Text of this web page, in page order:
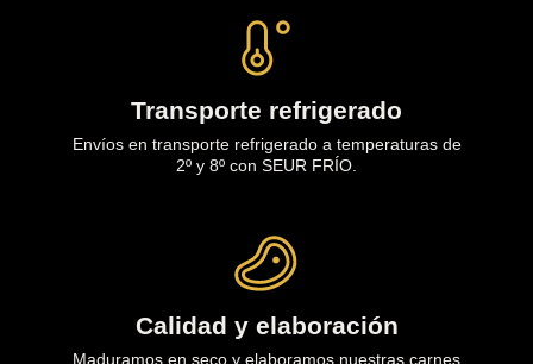
Transporte refrigerado
Envíos en transporte refrigerado a temperaturas de
2º y 8º con SEUR FRÍO.
Calidad y elaboración
Maduramos en seco y elaboramos nuestras carnes